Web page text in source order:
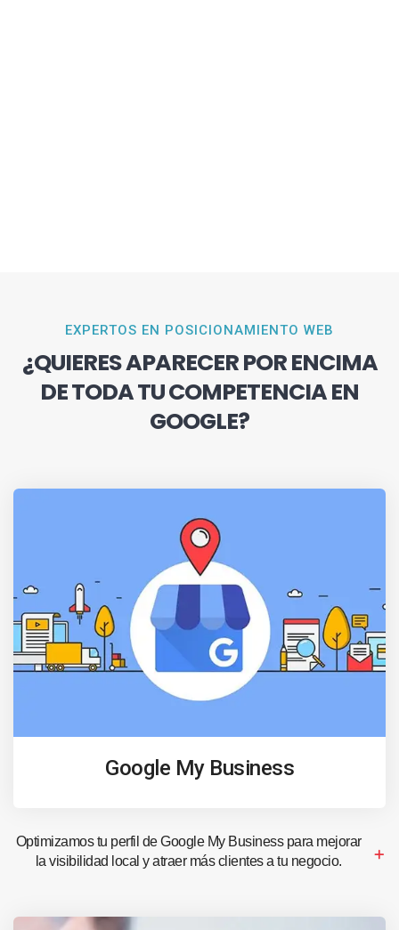
EXPERTOS EN POSICIONAMIENTO WEB
¿QUIERES APARECER POR ENCIMA
DE TODA TU COMPETENCIA EN
GOOGLE?
Google My Business
Optimizamos tu perfil de Google My Business para mejorar
la visibilidad local y atraer más clientes a tu negocio.